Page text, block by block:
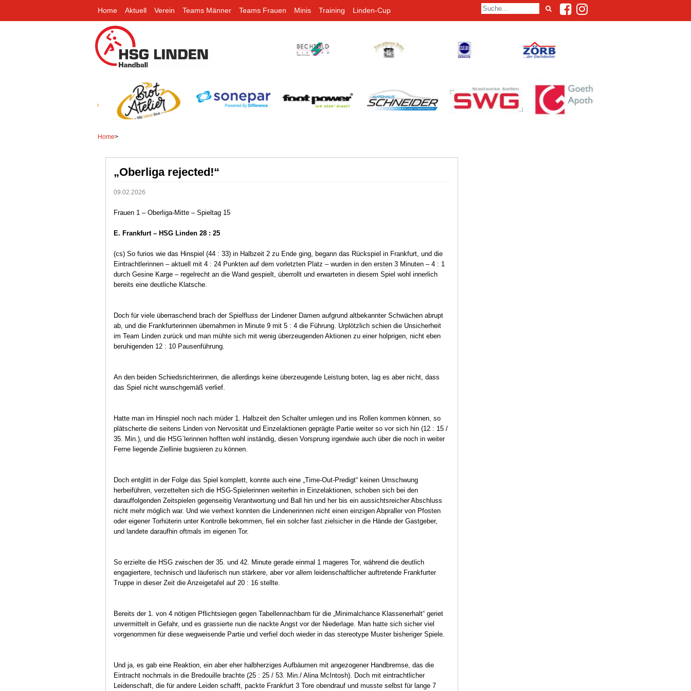
Home Aktuell Verein Teams Männer Teams Frauen Minis Training Linden-Cup
Home>
„Oberliga rejected!“
09.02.2026
Frauen 1 – Oberliga-Mitte – Spieltag 15
E. Frankfurt – HSG Linden 28 : 25
(cs) So furios wie das Hinspiel (44 : 33) in Halbzeit 2 zu Ende ging, begann das Rückspiel in Frankfurt, und die
Eintrachtlerinnen – aktuell mit 4 : 24 Punkten auf dem vorletzten Platz – wurden in den ersten 3 Minuten – 4 : 1
durch Gesine Karge – regelrecht an die Wand gespielt, überrollt und erwarteten in diesem Spiel wohl innerlich
bereits eine deutliche Klatsche.
Doch für viele überraschend brach der Spielfluss der Lindener Damen aufgrund altbekannter Schwächen abrupt
ab, und die Frankfurterinnen übernahmen in Minute 9 mit 5 : 4 die Führung. Urplötzlich schien die Unsicherheit
im Team Linden zurück und man mühte sich mit wenig überzeugenden Aktionen zu einer holprigen, nicht eben
beruhigenden 12 : 10 Pausenführung.
An den beiden Schiedsrichterinnen, die allerdings keine überzeugende Leistung boten, lag es aber nicht, dass
das Spiel nicht wunschgemäß verlief.
Hatte man im Hinspiel noch nach müder 1. Halbzeit den Schalter umlegen und ins Rollen kommen können, so
plätscherte die seitens Linden von Nervosität und Einzelaktionen geprägte Partie weiter so vor sich hin (12 : 15 /
35. Min.), und die HSG`lerinnen hofften wohl inständig, diesen Vorsprung irgendwie auch über die noch in weiter
Ferne liegende Ziellinie bugsieren zu können.
Doch entglitt in der Folge das Spiel komplett, konnte auch eine „Time-Out-Predigt“ keinen Umschwung
herbeiführen, verzettelten sich die HSG-Spielerinnen weiterhin in Einzelaktionen, schoben sich bei den
darauffolgenden Zeitspielen gegenseitig Verantwortung und Ball hin und her bis ein aussichtsreicher Abschluss
nicht mehr möglich war. Und wie verhext konnten die Lindenerinnen nicht einen einzigen Abpraller von Pfosten
oder eigener Torhüterin unter Kontrolle bekommen, fiel ein solcher fast zielsicher in die Hände der Gastgeber,
und landete daraufhin oftmals im eigenen Tor.
So erzielte die HSG zwischen der 35. und 42. Minute gerade einmal 1 mageres Tor, während die deutlich
engagiertere, technisch und läuferisch nun stärkere, aber vor allem leidenschaftlicher auftretende Frankfurter
Truppe in dieser Zeit die Anzeigetafel auf 20 : 16 stellte.
Bereits der 1. von 4 nötigen Pflichtsiegen gegen Tabellennachbarn für die „Minimalchance Klassenerhalt“ geriet
unvermittelt in Gefahr, und es grassierte nun die nackte Angst vor der Niederlage. Man hatte sich sicher viel
vorgenommen für diese wegweisende Partie und verfiel doch wieder in das stereotype Muster bisheriger Spiele.
Und ja, es gab eine Reaktion, ein aber eher halbherziges Aufbäumen mit angezogener Handbremse, das die
Eintracht nochmals in die Bredouille brachte (25 : 25 / 53. Min./ Alina McIntosh). Doch mit eintrachtlicher
Leidenschaft, die für andere Leiden schafft, packte Frankfurt 3 Tore obendrauf und musste selbst für lange 7